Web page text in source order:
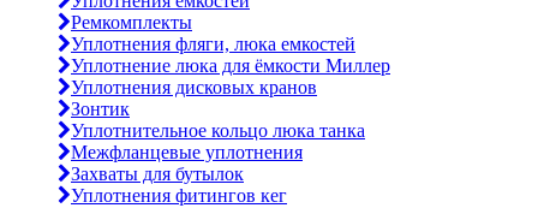
Ремкомплекты
Уплотнения фляги, люка емкостей
Уплотнение люка для ёмкости Миллер
Уплотнения дисковых кранов
Зонтик
Уплотнительное кольцо люка танка
Межфланцевые уплотнения
Захваты для бутылок
Уплотнения фитингов кег